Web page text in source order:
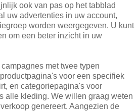
ook van pas op het tabblad
uw advertenties in uw account,
worden weergegeven. U kunt
om een beter inzicht in uw
met twee typen
voor een specifiek
en categoriepagina's voor
alle kleding. We willen graag weten
genereert. Aangezien de